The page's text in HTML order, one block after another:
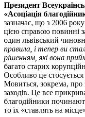
Президент
«Асоціація
зазначає, що з 2006
цією справою повинні
один львівський
правила, і тепер ви
рішенням, які вона
багато старих
Особливо це стосується
Мовиться, зокрема, про
заходів. Це все
благодійники
то їх «ставлять на